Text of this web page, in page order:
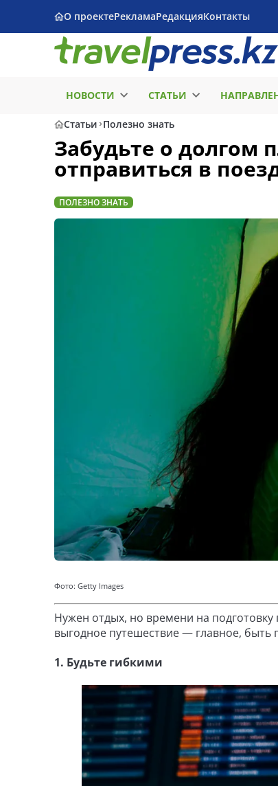
О проектеРекламаРедакцияКонтакты
НОВОСТИ СТАТЬИ
Статьи Полезно знать
Забудьте о долгом
отправиться в
ПОЛЕЗНО ЗНАТЬ
Фото: Getty Images
Нужен отдых, но времени на
выгодное путешествие — главное, быть
1. Будьте гибкими